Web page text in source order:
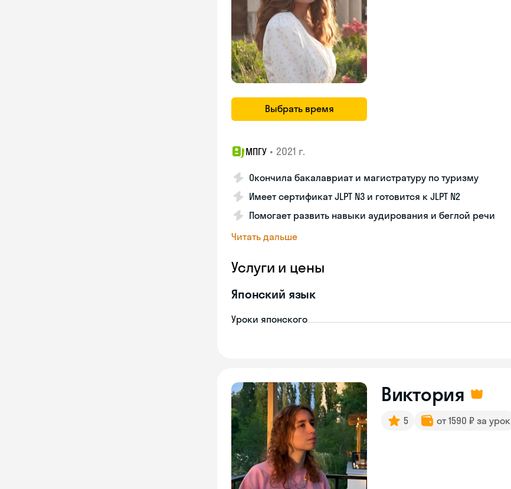
Выбрать время
МПГУ • 2021 г.
Окончила бакалавриат и магистратуру по туризму
Имеет сертификат JLPT N3 и готовится к JLPT N2
Помогает развить навыки аудирования и беглой речи
Читать дальше
Услуги и цены
Японский язык
Уроки японского
Виктория
5 от 1590 ₽ за урок